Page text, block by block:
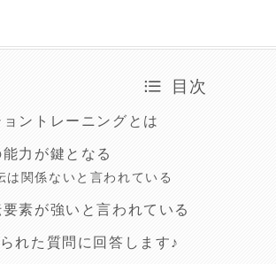
目次
ョントレーニングとは
力が鍵となる
は関係ないと言われている
要素が強いと言われている
れた質問に回答します♪